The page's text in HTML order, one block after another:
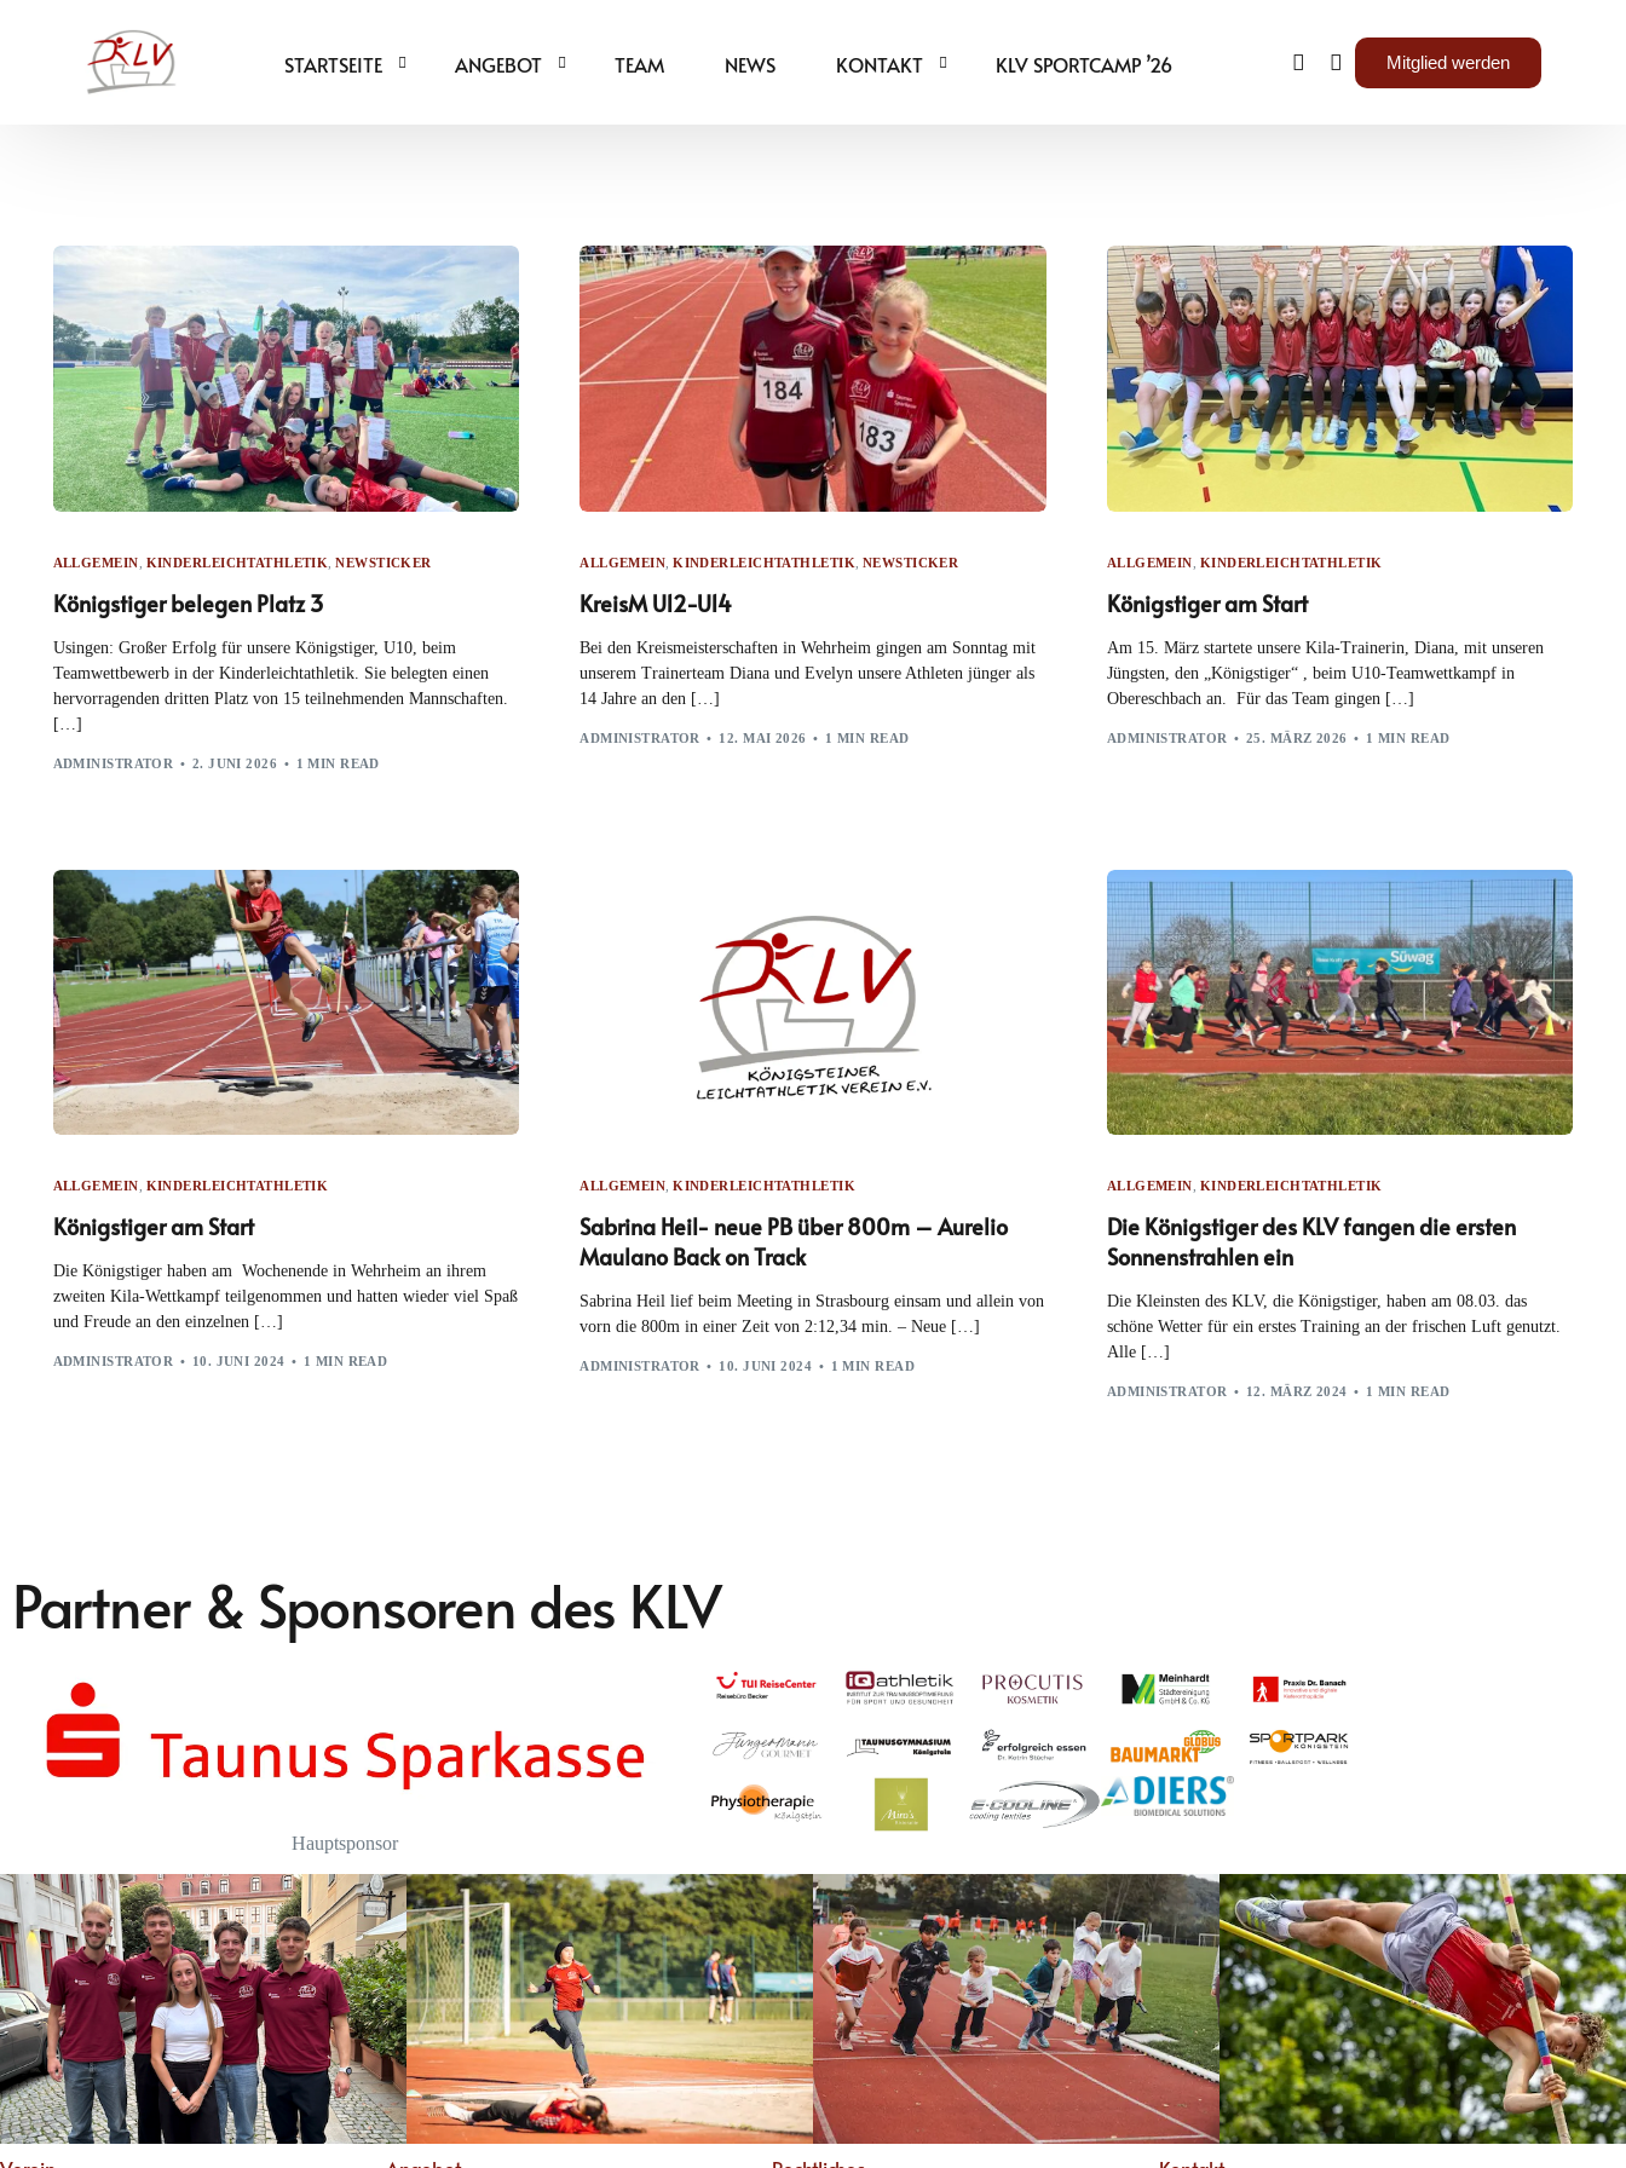
STARTSEITE
UNSER SPORT ANGEBOT
PARTNER & SPONSOREN
ANGEBOT
WETTKAMPFSPORT
LEISTUNGSSPORT
ERWACHSENEN-LEICHTATHLETIK
TEAM NEWS KONTAKT
MITGLIEDSCHAFT
MITGLIEDSBEITRÄGE
KLV SPORTCAMP ’26 Mitglied werden
ALLGEMEIN KINDERLEICHTATHLETIK ,NEWSTICKER
Königstiger belegen Platz 3
Usingen: Großer Erfolg für unsere Königstiger, U10, beim
Teamwettbewerb in der Kinderleichtathletik. Sie belegten einen
hervorragenden dritten Platz von 15 teilnehmenden Mannschaften.
[…]
ADMINISTRATOR 2. JUNI 2026 1 MIN READ
ALLGEMEIN ,KINDERLEICHTATHLETIK NEWSTICKER
KreisM U12-U14
Bei den Kreismeisterschaften in Wehrheim gingen am Sonntag mit
unserem Trainerteam Diana und Evelyn unsere Athleten jünger als
14 Jahre an den […]
ADMINISTRATOR 12. MAI 2026 1 MIN READ
ALLGEMEIN KINDERLEICHTATHLETIK
Königstiger am Start
Am 15. März startete unsere Kila-Trainerin, Diana, mit unseren
Jüngsten, den „Königstiger“ , beim U10-Teamwettkampf in
Obereschbach an. Für das Team gingen […]
ADMINISTRATOR 25. MÄRZ 2026 1 MIN READ
ALLGEMEIN KINDERLEICHTATHLETIK
Königstiger am Start
Die Königstiger haben am Wochenende in Wehrheim an ihrem
zweiten Kila-Wettkampf teilgenommen und hatten wieder viel Spaß
und Freude an den einzelnen […]
ADMINISTRATOR 10. JUNI 2024 1 MIN READ
ALLGEMEIN ,KINDERLEICHTATHLETIK
Sabrina Heil- neue PB über 800m – Aurelio
Maulano Back on Track
Sabrina Heil lief beim Meeting in Strasbourg einsam und allein von
vorn die 800m in einer Zeit von 2:12,34 min. – Neue […]
ADMINISTRATOR 10. JUNI 2024 1 MIN READ
ALLGEMEIN KINDERLEICHTATHLETIK
Die Königstiger des KLV fangen die ersten
Sonnenstrahlen ein
Die Kleinsten des KLV, die Königstiger, haben am 08.03. das
schöne Wetter für ein erstes Training an der frischen Luft genutzt.
Alle […]
ADMINISTRATOR 12. MÄRZ 2024 1 MIN READ
Partner & Sponsoren des KLV
Hauptsponsor